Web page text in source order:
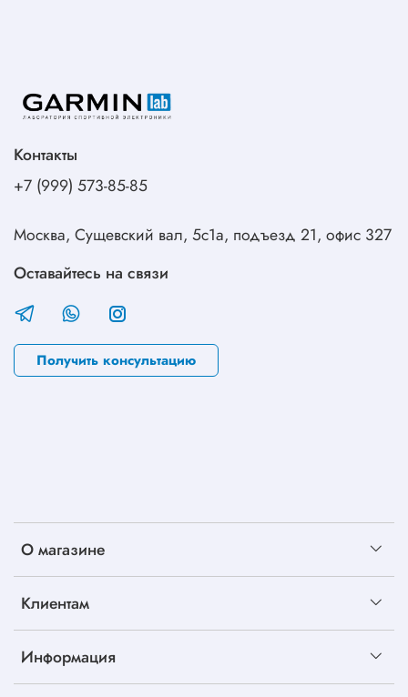
О магазине
Клиентам
Информация
Контакты
+7 (999) 573-85-85
Москва, Сущевский вал, 5с1а, подъезд 21, офис 327
Оставайтесь на связи
Получить консультацию